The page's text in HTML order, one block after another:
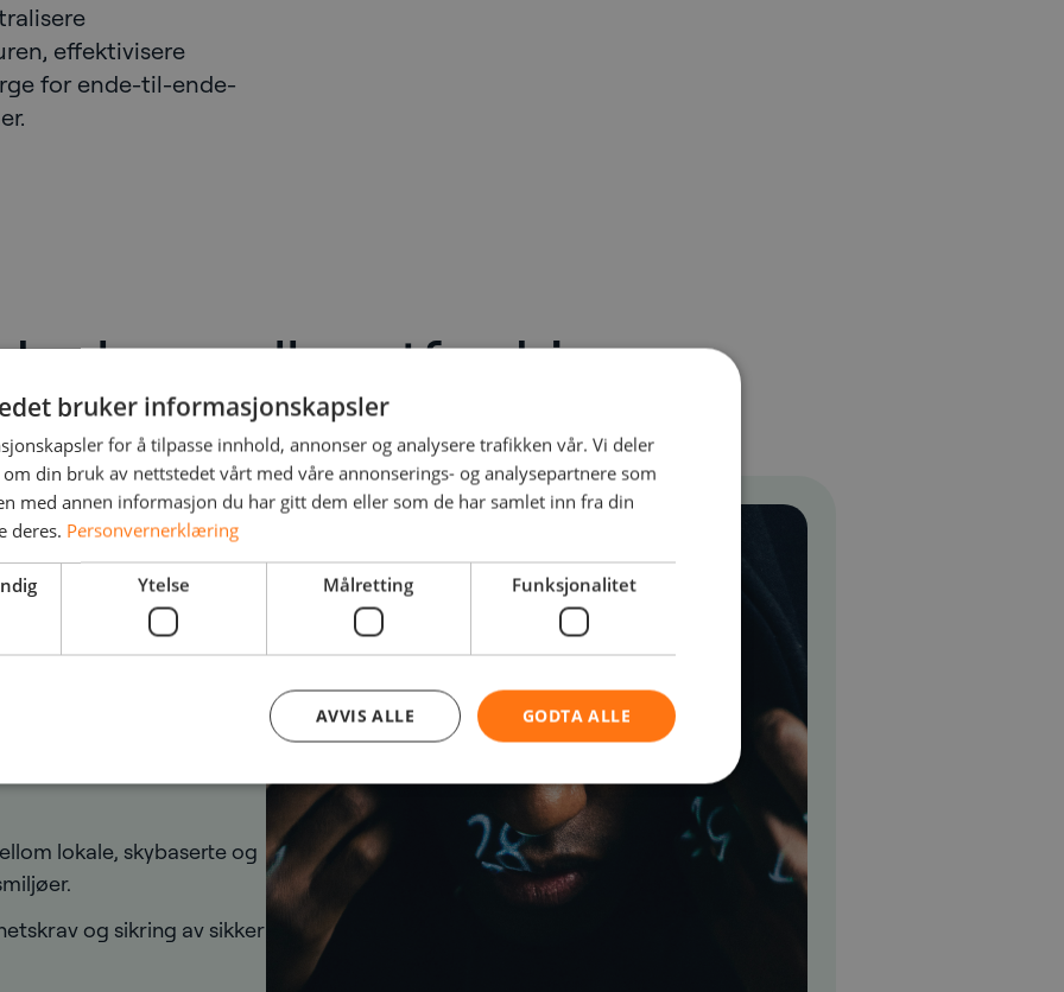
effektivisere
for ende-til-ende-
eller utfordringer
telefoni
flere
og -plattformer på en
måte.
for å beskytte VoIP- og
programvare og
og datatrafikk på
som fører til
lokale, skybaserte og
og sikring av sikker
bruker informasjonskapsler
for å tilpasse innhold, annonser og analysere trafikken vår. Vi deler
din bruk av nettstedet vårt med våre annonserings- og analysepartnere som
med annen informasjon du har gitt dem eller som de har samlet inn fra din
deres. Personvernerklæring
Ytelse Målretting Funksjonalitet
GODTA ALLE
AVVIS ALLE